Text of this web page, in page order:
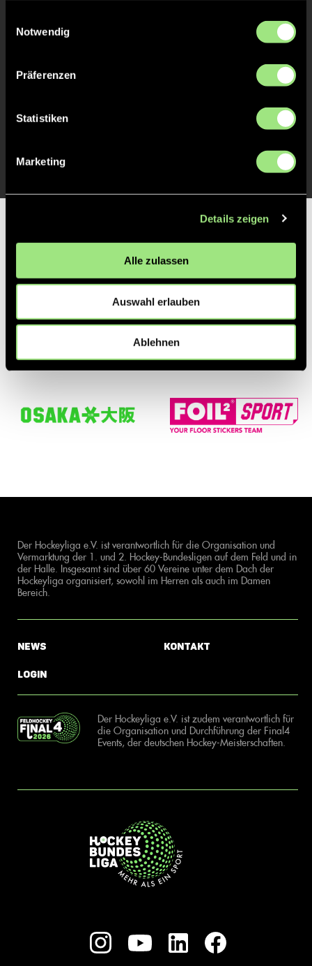
Notwendig
Präferenzen
Statistiken
Marketing
Details zeigen
Alle zulassen
Auswahl erlauben
Ablehnen
Der Hockeyliga e.V. ist verantwortlich für die Organisation und
Vermarktung der 1. und 2. Hockey-Bundesligen auf dem Feld und in
der Halle. Insgesamt sind über 60 Vereine unter dem Dach der
Hockeyliga organisiert, sowohl im Herren als auch im Damen
Bereich.
News
Login
Kontakt
Der Hockeyliga e.V. ist zudem verantwortlich für
die Organisation und Durchführung der Final4
Events, der deutschen Hockey-Meisterschaften.